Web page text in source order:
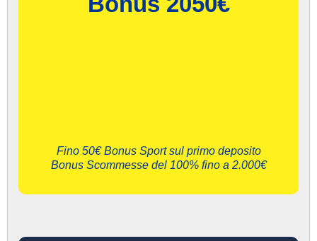
Fino 50€ Bonus Sport sul primo deposito
Bonus Scommesse del 100% fino a 2.000€